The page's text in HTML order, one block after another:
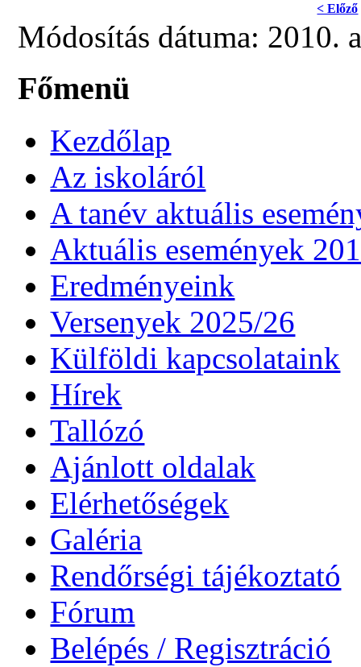
< Előző
Módosítás dátuma: 2010.
Főmenü
Kezdőlap
Az iskoláról
A tanév aktuális
Aktuális események
Eredményeink
Versenyek 2025/26
Külföldi kapcsolataink
Hírek
Tallózó
Ajánlott oldalak
Elérhetőségek
Galéria
Rendőrségi tájékoztató
Fórum
Belépés / Regisztráció